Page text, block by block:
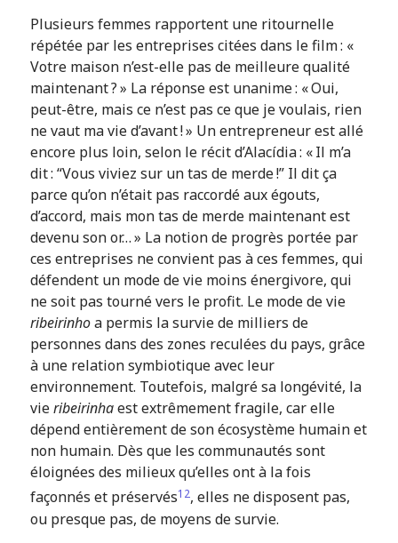
Plusieurs femmes rapportent une ritournelle
répétée par les entreprises citées dans le film : «
Votre maison n’est-elle pas de meilleure qualité
maintenant ? » La réponse est unanime : « Oui,
peut-être, mais ce n’est pas ce que je voulais, rien
ne vaut ma vie d’avant ! » Un entrepreneur est allé
encore plus loin, selon le récit d’Alacídia : « Il m’a
dit : “Vous viviez sur un tas de merde !” Il dit ça
parce qu’on n’était pas raccordé aux égouts,
d’accord, mais mon tas de merde maintenant est
devenu son or… » La notion de progrès portée par
ces entreprises ne convient pas à ces femmes, qui
défendent un mode de vie moins énergivore, qui
ne soit pas tourné vers le profit. Le mode de vie
ribeirinhoa permis la survie de milliers de
personnes dans des zones reculées du pays, grâce
à une relation symbiotique avec leur
environnement. Toutefois, malgré sa longévité, la
vieribeirinhaest extrêmement fragile, car elle
dépend entièrement de son écosystème humain et
non humain. Dès que les communautés sont
éloignées des milieux qu’elles ont à la fois
façonnés et préservés12, elles ne disposent pas,
ou presque pas, de moyens de survie.